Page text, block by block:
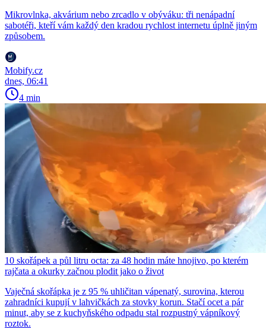
Mikrovlnka, akvárium nebo zrcadlo v obýváku: tři nenápadní
sabotéři, kteří vám každý den kradou rychlost internetu úplně jiným
způsobem.
Mobify.cz
dnes, 06:41
4 min
10 skořápek a půl litru octa: za 48 hodin máte hnojivo, po kterém
rajčata a okurky začnou plodit jako o život
Vaječná skořápka je z 95 % uhličitan vápenatý, surovina, kterou
zahradníci kupují v lahvičkách za stovky korun. Stačí ocet a pár
minut, aby se z kuchyňského odpadu stal rozpustný vápníkový
roztok.